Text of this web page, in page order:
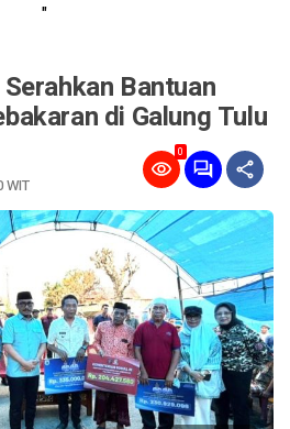
"
Bantuan
di Galung Tulu
WIT
0